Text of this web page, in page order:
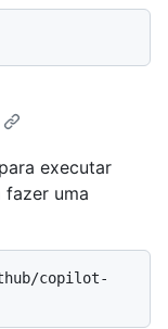
para executar
fazer uma
copilot-